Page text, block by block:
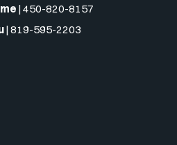
| 450-820-8157
| 819-595-2203